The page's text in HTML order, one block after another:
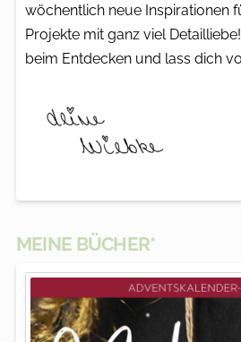
wöchentlich neue Inspirationen
Projekte mit ganz viel
beim Entdecken und lass dich
MEINE BÜCHER*